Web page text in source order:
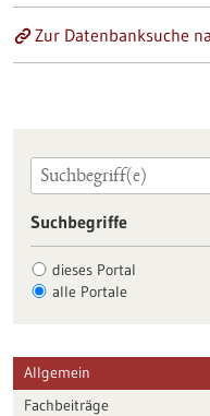
Zur Datenbanksuche
Suchbegriffe
dieses Portal
alle Portale
Allgemein
Fachbeiträge